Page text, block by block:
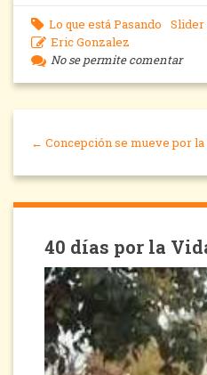
Lo que está Pasando
Slider
Eric Gonzalez
No se permite comentar
← Concepción se mueve por
40 días por la